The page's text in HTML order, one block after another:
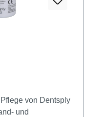
von Dentsply
und